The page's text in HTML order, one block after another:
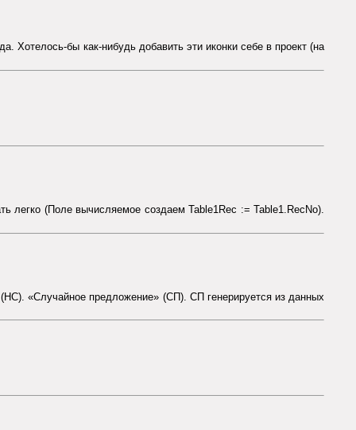
Хотелось-бы как-нибудь добавить эти иконки себе в проект (на
легко (Поле вычисляемое создаем Table1Rec := Table1.RecNo).
«Случайное предложение» (СП). СП генерируется из данных